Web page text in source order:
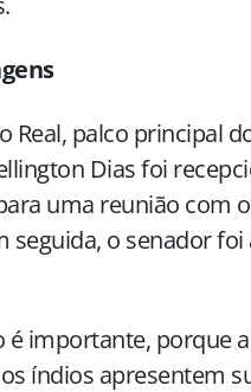
Real, palco principal
Dias foi
uma reunião com
seguida, o senador
é importante, porque
índios apresentem